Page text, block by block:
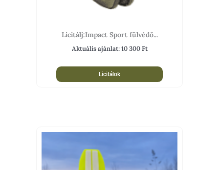
Licitálj:Impact Sport fülvédő...
Aktuális ajánlat:10 300Ft
Licitálok